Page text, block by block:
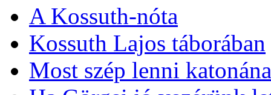
A Kossuth-nóta
Kossuth Lajos táborában
Most szép lenni